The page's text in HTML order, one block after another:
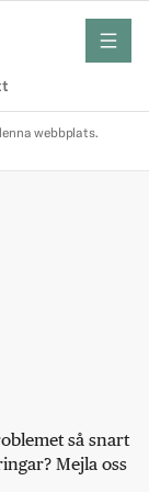
meny
webbplats.
så snart
Mejla oss